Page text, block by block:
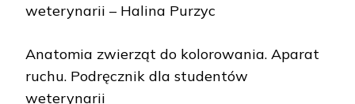
weterynarii – Halina Purzyc
Anatomia zwierząt do kolorowania. Aparat
ruchu. Podręcznik dla studentów
weterynarii